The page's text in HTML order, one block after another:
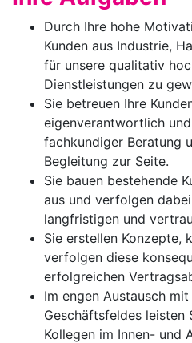
Durch Ihre hohe
Kunden aus Industrie,
für unsere qualitativ
Dienstleistungen zu
Sie betreuen Ihre
eigenverantwortlich
fachkundiger Beratung
Begleitung zur Seite.
Sie bauen bestehende
aus und verfolgen
langfristigen und
Sie erstellen Konzepte,
verfolgen diese
erfolgreichen
Im engen Austausch
Geschäftsfeldes leisten
Kollegen im Innen- und